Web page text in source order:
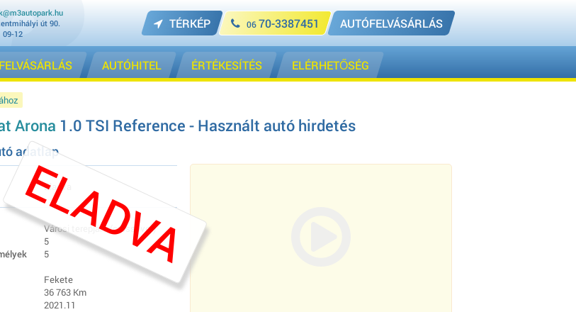
út 90.
12
TÉRKÉP 0670-3387451 AUTÓFELVÁSÁRLÁS
AUTÓHITEL ÉRTÉKESÍTÉS ELÉRHETŐSÉG
Arona 1.0 TSI Reference - Használt autó hirdetés
ELADVA
adatlap
Eladva
Városi terepjáró (crossover)
5
5
Fekete
36 763 Km
2021.11